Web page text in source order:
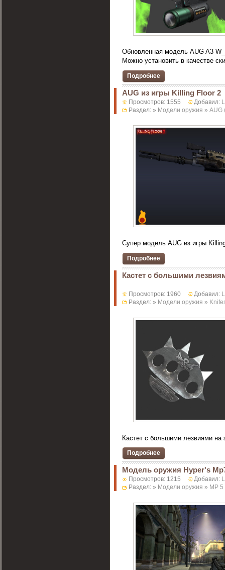
Обновленная модель AUG A3
Можно установить в качестве
Подробнее
AUG из игры Killing Floor 2
Просмотров: 1555 Добавил:
Раздел: » Модели оружия » AUG
Супер модель AUG из игры
Подробнее
Кастет с большими
Просмотров: 1960 Добавил:
Раздел: » Модели оружия »
Кастет с большими лезвиями на
Подробнее
Модель оружия Hyper's
Просмотров: 1215 Добавил:
Раздел: » Модели оружия » MP